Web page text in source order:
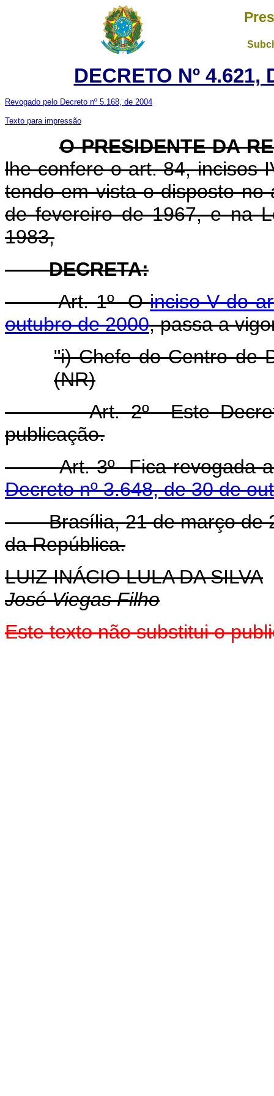
DECRETO Nº 4.621,
Revogado pelo Decreto nº 5.168, de 2004
Texto para impressão
O PRESIDENTE DA
lhe confere o art. 84, incisos
tendo em vista o disposto no
de fevereiro de 1967, e na
1983,
DECRETA:
Art. 1º Oinciso V do
outubro de 2000, passa a
"i) Chefe do Centro de
(NR)
Art. 2º Este Decreto
publicação.
Art. 3º Fica revogada
Decreto nº 3.648, de 30 de
Brasília, 21 de março de
da República.
LUIZ INÁCIO LULA DA SILVA
José Viegas Filho
Este texto não substitui o